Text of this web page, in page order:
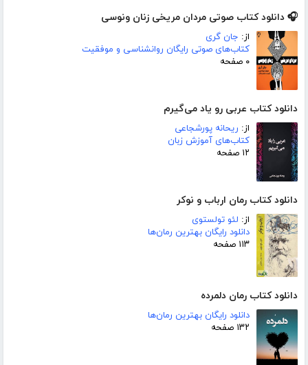
🎧 دانلود کتاب صوتی مردان مریخی زنان ونوسی
از: جان گری
کتاب‌های صوتی رایگان روانشناسی و موفقیت
۰ صفحه
دانلود کتاب عربی رو یاد می‌گیرم
از: ریحانه پورشجاعی
کتاب‌های آموزش زبان
۱۲ صفحه
دانلود کتاب رمان ارباب و نوکر
از: لئو تولستوی
دانلود رایگان بهترین رمان‌ها
۱۱۳ صفحه
دانلود کتاب رمان دلمرده
دانلود رایگان بهترین رمان‌ها
۱۳۲ صفحه